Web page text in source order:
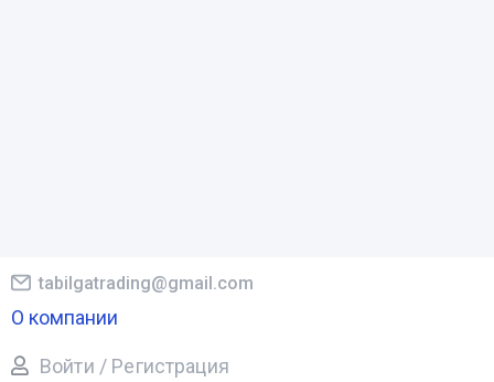
tabilgatrading@gmail.com
О компании
Войти / Регистрация